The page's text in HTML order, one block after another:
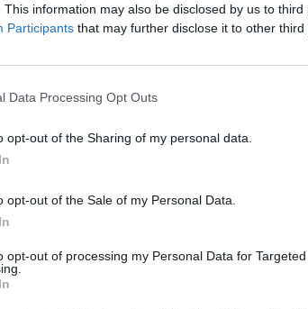
This information may also be disclosed by us to
Participants that may further disclose it to other third
Data Processing Opt Outs
opt-out of the Sharing of my personal data.
opt-out of the Sale of my Personal Data.
opt-out of processing my Personal Data for Targeted
είπαν στηνUkrainska Pravda
τον υποτιθέμενο ρόλο του σε μια
που αφορά ένα δόλιο δίκτυο
αρνήθηκε τους ισχυρισμούς.
οι Γάλλοι ερευνητές πιστεύουν ότι η
από εγκληματικά δίκτυα που
έχει συνδεθεί στενά με τη Ρωσία, με
γνωστό ότι βρίσκονται πίσω από πολλές
σε εξαπάτηση χιλιάδων Ρώσων